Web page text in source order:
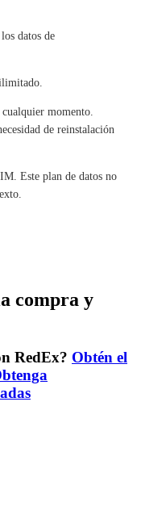
datos de
momento.
de reinstalación
Este plan de datos no
compra y
RedEx? Obtén el